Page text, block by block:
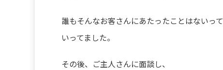
誰もそんなお客さんにあたったことはないって
いってました。
その後、ご主人さんに面談し、